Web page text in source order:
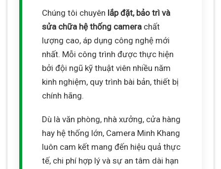
Chúng tôi chuyên lắp đặt, bảo trì và
sửa chữa hệ thống camera chất
lượng cao, áp dụng công nghệ mới
nhất. Mỗi công trình được thực hiện
bởi đội ngũ kỹ thuật viên nhiều năm
kinh nghiệm, quy trình bài bản, thiết bị
chính hãng.
Dù là văn phòng, nhà xưởng, cửa hàng
hay hệ thống lớn, Camera Minh Khang
luôn cam kết mang đến hiệu quả thực
tế, chi phí hợp lý và sự an tâm dài hạn